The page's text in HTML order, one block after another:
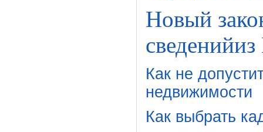
Новый
Как не
недвижимости
Как выбрать